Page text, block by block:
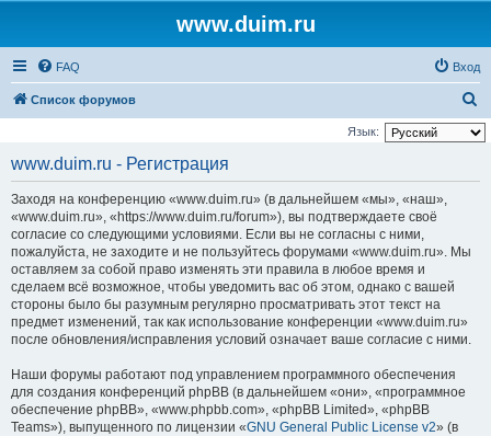
www.duim.ru
FAQ Вход
Список форумов
о
Язык:
www.duim.ru - Регистрация
Заходя на конференцию «www.duim.ru» (в дальнейшем «мы», «наш»,
«www.duim.ru», «https://www.duim.ru/forum»), вы подтверждаете своё
согласие со следующими условиями. Если вы не согласны с ними,
пожалуйста, не заходите и не пользуйтесь форумами «www.duim.ru». Мы
оставляем за собой право изменять эти правила в любое время и
сделаем всё возможное, чтобы уведомить вас об этом, однако с вашей
стороны было бы разумным регулярно просматривать этот текст на
предмет изменений, так как использование конференции «www.duim.ru»
после обновления/исправления условий означает ваше согласие с ними.
Наши форумы работают под управлением программного обеспечения
для создания конференций phpBB (в дальнейшем «они», «программное
обеспечение phpBB», «www.phpbb.com», «phpBB Limited», «phpBB
Teams»), выпущенного по лицензии «GNU General Public License v2» (в